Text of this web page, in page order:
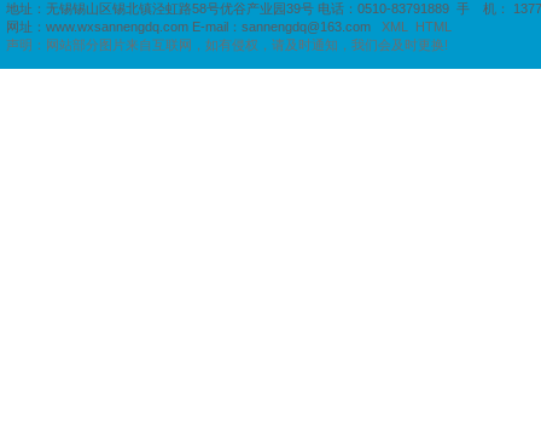
地址： 无锡锡山区锡北镇泾虹路58号优谷产业园39号 电话： 0510-83791889 手 机：
网址： www.wxsannengdq.com E-mail： sannengdq@163.com XML
HTML
声明：网站部分图片来自互联网，如有侵权，请及时通知，我们会及时更换!